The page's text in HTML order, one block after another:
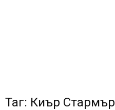
Таг: Киър Стармър